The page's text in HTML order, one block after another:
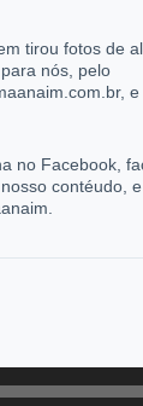
tirou fotos de
nós, pelo
no Facebook,
contéudo,